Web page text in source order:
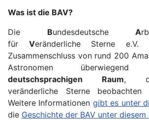
Was ist die BAV?
Die Bundesdeutsche A
für Veränderliche Sterne
Zusammenschluss von rund 200
Astronomen
deutschsprachigen Raum,
veränderliche Sterne beobachten
Weitere Informationen gibt es unter
die Geschichte der BAV unter diesem